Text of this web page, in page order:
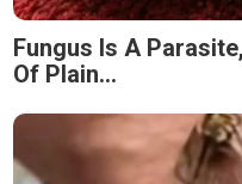
Fungus Is A
Of Plain...